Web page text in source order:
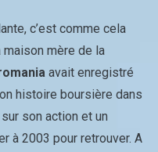
c’est comme cela
maison mère de la
avait enregistré
histoire boursière dans
son action et un
à 2003 pour retrouver. A